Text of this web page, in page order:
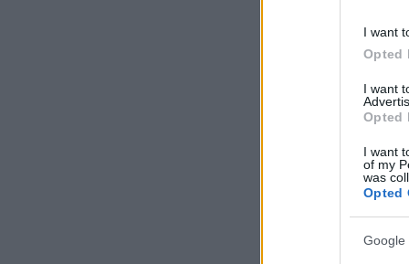
I want
Opted
I want
Opted
I want
of my
was
Opted
Google